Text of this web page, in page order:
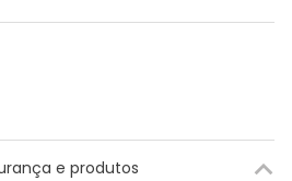
e produtos